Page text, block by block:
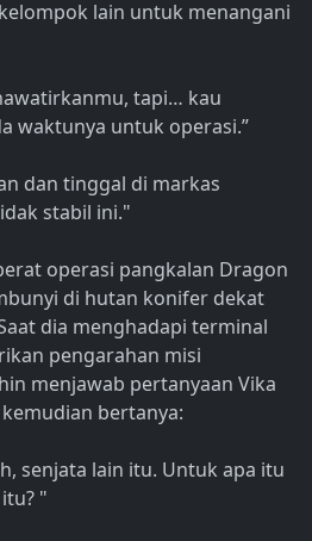
lain untuk menangani
tapi… kau
waktunya untuk operasi.”
dan tinggal di markas
stabil ini."
operasi pangkalan Dragon
di hutan konifer dekat
dia menghadapi terminal
pengarahan misi
menjawab pertanyaan Vika
kemudian bertanya:
senjata lain itu. Untuk apa itu
"